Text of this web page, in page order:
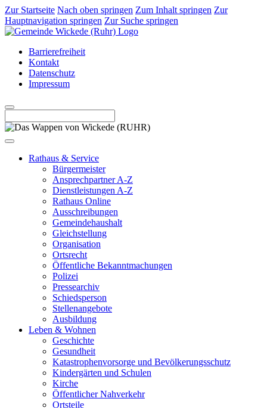
Zur Startseite Nach oben springen Zum Inhalt springen Zur
Hauptnavigation springen Zur Suche springen
Barrierefreiheit
Kontakt
Datenschutz
Impressum
Rathaus & Service
Bürgermeister
Ansprechpartner A-Z
Dienstleistungen A-Z
Rathaus Online
Ausschreibungen
Gemeindehaushalt
Gleichstellung
Organisation
Ortsrecht
Öffentliche Bekanntmachungen
Polizei
Pressearchiv
Schiedsperson
Stellenangebote
Ausbildung
Leben & Wohnen
Geschichte
Gesundheit
Katastrophenvorsorge und Bevölkerungsschutz
Kindergärten und Schulen
Kirche
Öffentlicher Nahverkehr
Ortsteile